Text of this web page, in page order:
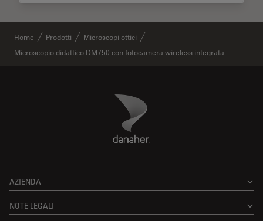
Home Prodotti
Microscopi ottici
Microscopio didattico DM750 con fotocamera wireless integrata
Danaher Logo
AZIENDA
NOTE LEGALI